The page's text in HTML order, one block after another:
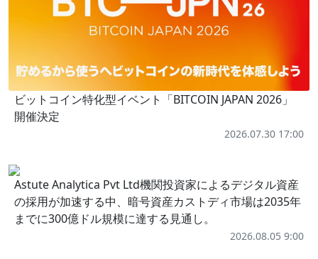
ビットコイン特化型イベント「BITCOIN JAPAN 2026」
開催決定
2026.07.30 17:00
Astute Analytica Pvt Ltd機関投資家によるデジタル資産
の採用が加速する中、暗号資産カストディ市場は2035年
までに300億ドル規模に達する見通し。
2026.08.05 9:00